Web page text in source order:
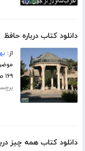
دانلود کتاب درباره حافظ
از:
۱۶۹ صفحه
دانلود کتاب همه چیز